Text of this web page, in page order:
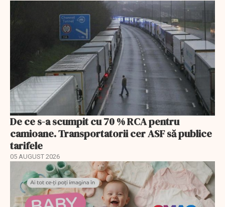
De ce s-a scumpit cu 70 % RCA pentru
camioane. Transportatorii cer ASF să publice
tarifele
05 AUGUST 2026